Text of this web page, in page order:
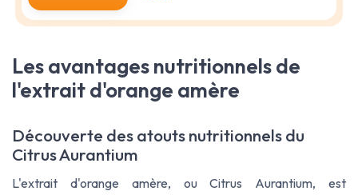
Les avantages nutritionnels de
l'extrait d'orange amère
Découverte des atouts nutritionnels du
Citrus Aurantium
L'extrait d'orange amère, ou Citrus Aurantium, est